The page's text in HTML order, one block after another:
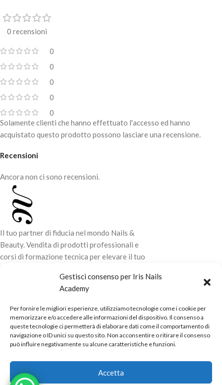
Gestisci consenso per Iris Nails
Academy
Per fornire le migliori esperienze, utilizziamo tecnologie come i cookie per
memorizzare e/o accedere alle informazioni del dispositivo. Il consenso a
queste tecnologie ci permetterà di elaborare dati come il comportamento di
navigazione o ID unici su questo sito. Non acconsentire o ritirare il consenso
può influire negativamente su alcune caratteristiche e funzioni.
Accetta
0 recensioni
0
0
0
0
0
Recensioni
Ancora non ci sono recensioni.
Solamente clienti che hanno effettuato l'accesso ed hanno
acquistato questo prodotto possono lasciare una recensione.
Il tuo partner di fiducia nel mondo Nails &
Beauty. Vendita di prodotti professionali e
corsi di formazione tecnica per elevare il tuo
LINK UTILI
ORARI NEGOZIO
Powered byReal.Pro.Webcopyright© 2026 in collaborazione con
Mac Sistemi